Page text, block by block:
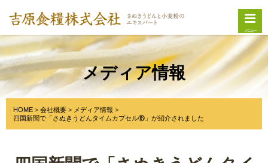
メニュー
メディア情報
HOME 会社概要
メディア情報
四国新聞で「さぬきうどんタイムカプセル⑯」が紹介されました